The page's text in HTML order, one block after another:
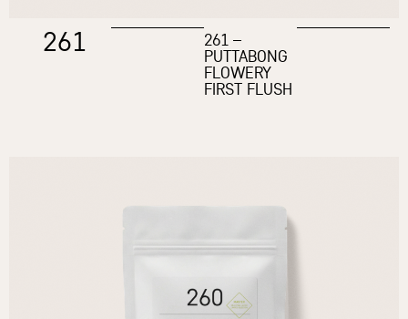
261 261 –
PUTTABONG
FLOWERY
FIRST FLUSH